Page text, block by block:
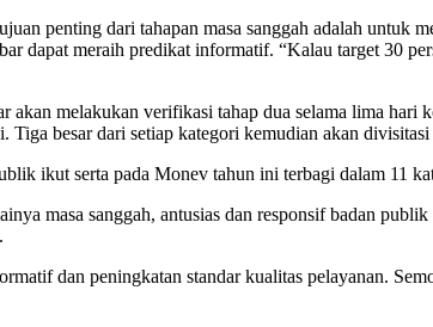
penting dari tahapan masa sanggah adalah
dapat meraih predikat informatif. “Kalau target 30
akan melakukan verifikasi tahap dua selama lima
Tiga besar dari setiap kategori kemudian akan
ikut serta pada Monev tahun ini terbagi dalam
masa sanggah, antusias dan responsif badan
.
dan peningkatan standar kualitas pelayanan.